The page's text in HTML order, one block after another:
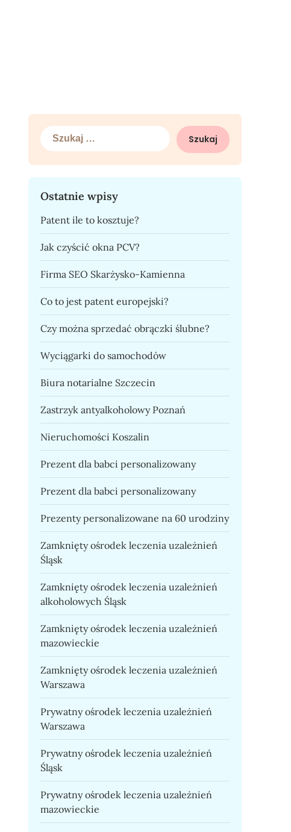
Szukaj:
Ostatnie wpisy
Patent ile to kosztuje?
Jak czyścić okna PCV?
Firma SEO Skarżysko-Kamienna
Co to jest patent europejski?
Czy można sprzedać obrączki ślubne?
Wyciągarki do samochodów
Biura notarialne Szczecin
Zastrzyk antyalkoholowy Poznań
Nieruchomości Koszalin
Prezent dla babci personalizowany
Prezent dla babci personalizowany
Prezenty personalizowane na 60 urodziny
Zamknięty ośrodek leczenia uzależnień
Śląsk
Zamknięty ośrodek leczenia uzależnień
alkoholowych Śląsk
Zamknięty ośrodek leczenia uzależnień
mazowieckie
Zamknięty ośrodek leczenia uzależnień
Warszawa
Prywatny ośrodek leczenia uzależnień
Warszawa
Prywatny ośrodek leczenia uzależnień
Śląsk
Prywatny ośrodek leczenia uzależnień
mazowieckie